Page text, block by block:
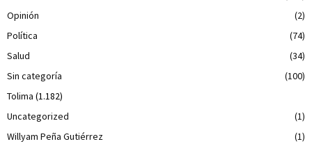
Opinión
(2)
Política
(74)
Salud
(34)
Sin categoría
(100)
Tolima (1.182)
Uncategorized
(1)
Willyam Peña Gutiérrez
(1)